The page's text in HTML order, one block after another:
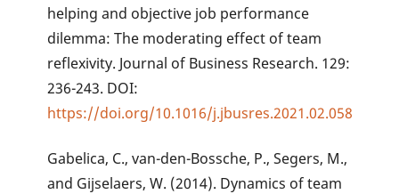
helping and objective job performance
dilemma: The moderating effect of team
reflexivity. Journal of Business Research. 129:
236-243. DOI:
https://doi.org/10.1016/j.jbusres.2021.02.058
Gabelica, C., van-den-Bossche, P., Segers, M.,
and Gijselaers, W. (2014). Dynamics of team